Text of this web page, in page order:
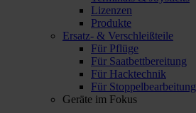
Lizenzen
Produkte
Ersatz- & Verschleißteile
Für Pflüge
Für Saatbettbereitung
Für Hacktechnik
Für Stoppelbearbeitung
Geräte im Fokus